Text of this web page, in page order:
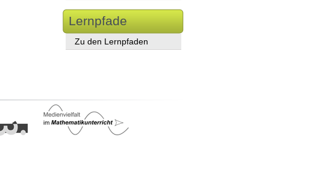
Lernpfade
Zu den Lernpfaden